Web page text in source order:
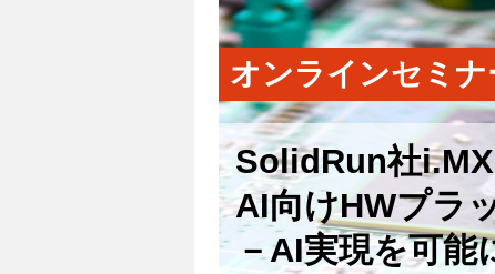
オンラインセミナ
SolidRun社
AI向けHWプラ
－AI実現を可